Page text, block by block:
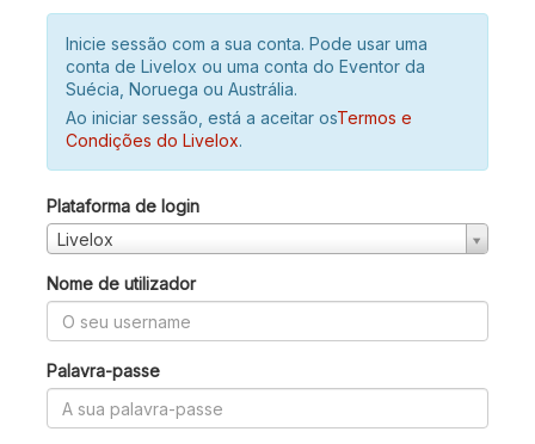
Inicie sessão com a sua conta. Pode usar uma
conta de Livelox ou uma conta do Eventor da
Suécia, Noruega ou Austrália.
Ao iniciar sessão, está a aceitar osTermos e
Condições do Livelox.
Plataforma de login
Livelox
Nome de utilizador
Palavra-passe